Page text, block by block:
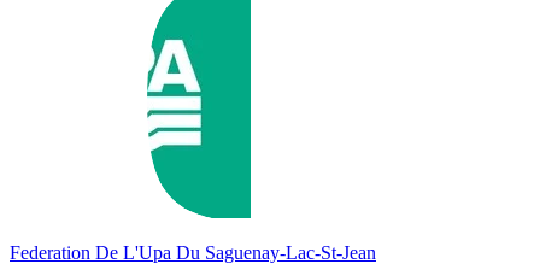
Federation De L'Upa Du Saguenay-Lac-St-Jean